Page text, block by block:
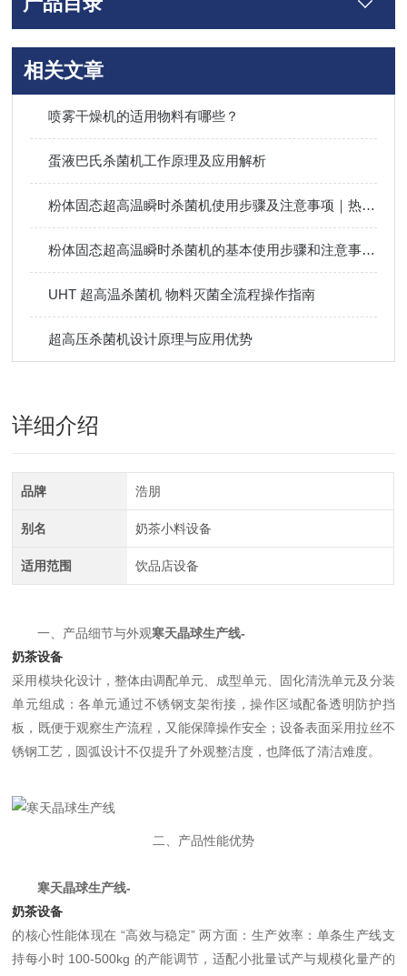
相关文章
喷雾干燥机的适用物料有哪些？
蛋液巴氏杀菌机工作原理及应用解析
粉体固态超高温瞬时杀菌机使用步骤及注意事项｜热敏性粉体杀菌操作指南
粉体固态超高温瞬时杀菌机的基本使用步骤和注意事项分享
UHT 超高温杀菌机 物料灭菌全流程操作指南
超高压杀菌机设计原理与应用优势
详细介绍
品牌 浩朋
别名 奶茶小料设备
适用范围 饮品店设备
一、产品细节与外观寒天晶球生产线-
奶茶设备
采用模块化设计，整体由调配单元、成型单元、固化清洗单元及分装
单元组成：各单元通过不锈钢支架衔接，操作区域配备透明防护挡
板，既便于观察生产流程，又能保障操作安全；设备表面采用拉丝不
锈钢工艺，圆弧设计不仅提升了外观整洁度，也降低了清洁难度。
二、产品性能优势
寒天晶球生产线-
奶茶设备
的核心性能体现在 “高效与稳定” 两方面：生产效率：单条生产线支
持每小时 100-500kg 的产能调节，适配小批量试产与规模化量产的